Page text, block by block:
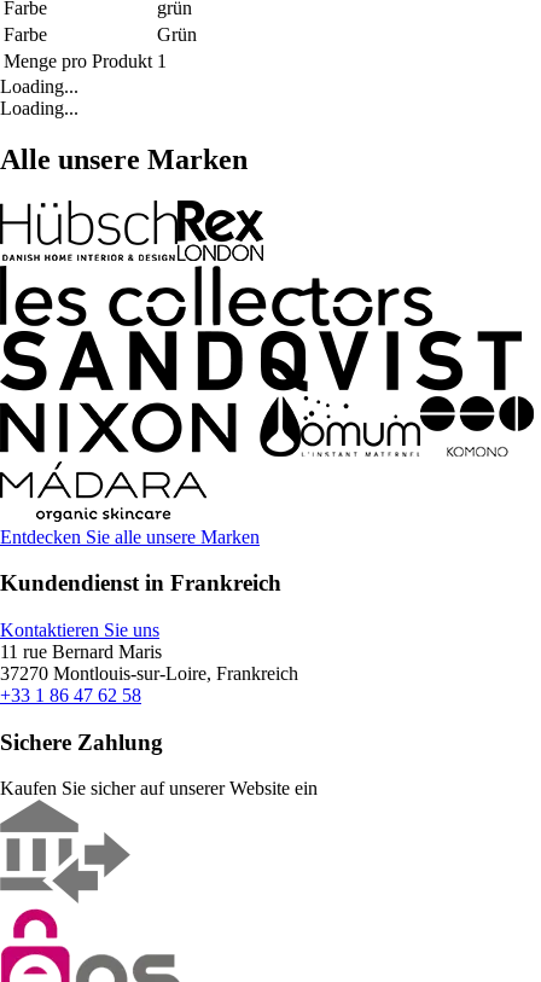
Farbe
grün
Farbe
Grün
Menge pro Produkt 1
Loading...
Loading...
Alle unsere Marken
Entdecken Sie alle unsere Marken
Kundendienst in Frankreich
Kontaktieren Sie uns
11 rue Bernard Maris
37270 Montlouis-sur-Loire, Frankreich
+33 1 86 47 62 58
Sichere Zahlung
Kaufen Sie sicher auf unserer Website ein